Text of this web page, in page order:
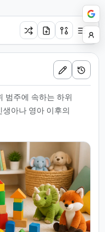
범주에 속하는 하위
아나 영아 이후의